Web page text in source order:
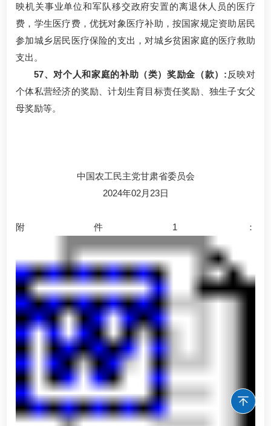
映机关事业单位和军队移交政府安置的离退休人员的医疗
费，学生医疗费，优抚对象医疗补助，按国家规定资助居民
参加城乡居民医疗保险的支出，对城乡贫困家庭的医疗救助
支出。
57、对个人和家庭的补助（类）奖励金（款）: 反映对
个体私营经济的奖励、计划生育目标责任奖励、独生子女父
母奖励等。
中国农工民主党甘肃省委员会
2024年02月23日
附件1：